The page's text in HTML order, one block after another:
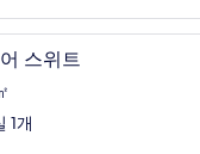
스위트
1개